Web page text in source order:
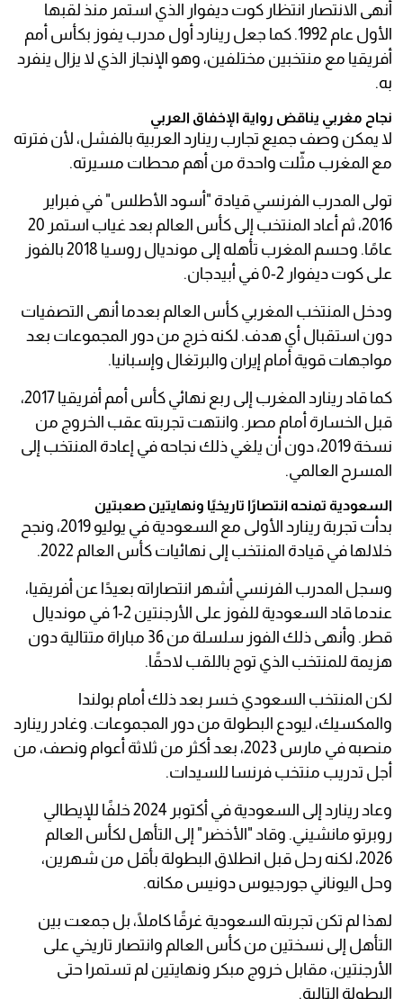
أنهى الانتصار انتظار كوت ديفوار الذي استمر منذ لقبها
الأول عام 1992. كما جعل رينارد أول مدرب يفوز بكأس أمم
أفريقيا مع منتخبين مختلفين، وهو الإنجاز الذي لا يزال ينفرد
به.
نجاح مغربي يناقض رواية الإخفاق العربي
لا يمكن وصف جميع تجارب رينارد العربية بالفشل، لأن فترته
مع المغرب مثّلت واحدة من أهم محطات مسيرته.
تولى المدرب الفرنسي قيادة "أسود الأطلس" في فبراير
2016، ثم أعاد المنتخب إلى كأس العالم بعد غياب استمر 20
عامًا. وحسم المغرب تأهله إلى مونديال روسيا 2018 بالفوز
على كوت ديفوار 2-0 في أبيدجان.
ودخل المنتخب المغربي كأس العالم بعدما أنهى التصفيات
دون استقبال أي هدف. لكنه خرج من دور المجموعات بعد
مواجهات قوية أمام إيران والبرتغال وإسبانيا.
كما قاد رينارد المغرب إلى ربع نهائي كأس أمم أفريقيا 2017،
قبل الخسارة أمام مصر. وانتهت تجربته عقب الخروج من
نسخة 2019، دون أن يلغي ذلك نجاحه في إعادة المنتخب إلى
المسرح العالمي.
السعودية تمنحه انتصارًا تاريخيًا ونهايتين صعبتين
بدأت تجربة رينارد الأولى مع السعودية في يوليو 2019، ونجح
خلالها في قيادة المنتخب إلى نهائيات كأس العالم 2022.
وسجل المدرب الفرنسي أشهر انتصاراته بعيدًا عن أفريقيا،
عندما قاد السعودية للفوز على الأرجنتين 2-1 في مونديال
قطر. وأنهى ذلك الفوز سلسلة من 36 مباراة متتالية دون
هزيمة للمنتخب الذي توج باللقب لاحقًا.
لكن المنتخب السعودي خسر بعد ذلك أمام بولندا
والمكسيك، ليودع البطولة من دور المجموعات. وغادر رينارد
منصبه في مارس 2023، بعد أكثر من ثلاثة أعوام ونصف، من
أجل تدريب منتخب فرنسا للسيدات.
وعاد رينارد إلى السعودية في أكتوبر 2024 خلفًا للإيطالي
روبرتو مانشيني. وقاد "الأخضر" إلى التأهل لكأس العالم
2026، لكنه رحل قبل انطلاق البطولة بأقل من شهرين،
وحل اليوناني جورجيوس دونيس مكانه.
لهذا لم تكن تجربته السعودية غرقًا كاملًا، بل جمعت بين
التأهل إلى نسختين من كأس العالم وانتصار تاريخي على
الأرجنتين، مقابل خروج مبكر ونهايتين لم تستمرا حتى
البطولة التالية.